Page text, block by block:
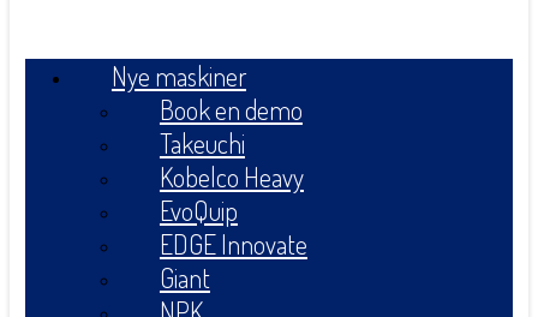
Nye maskiner
Book en demo
Takeuchi
Kobelco Heavy
EvoQuip
EDGE Innovate
Giant